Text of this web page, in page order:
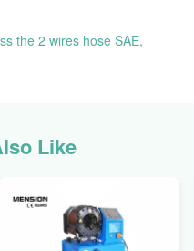
the 2 wires hose SAE,
Like